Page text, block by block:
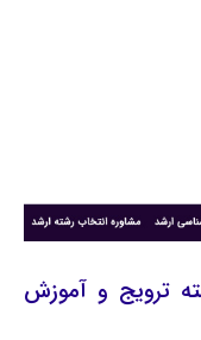
ترویج و آموزش